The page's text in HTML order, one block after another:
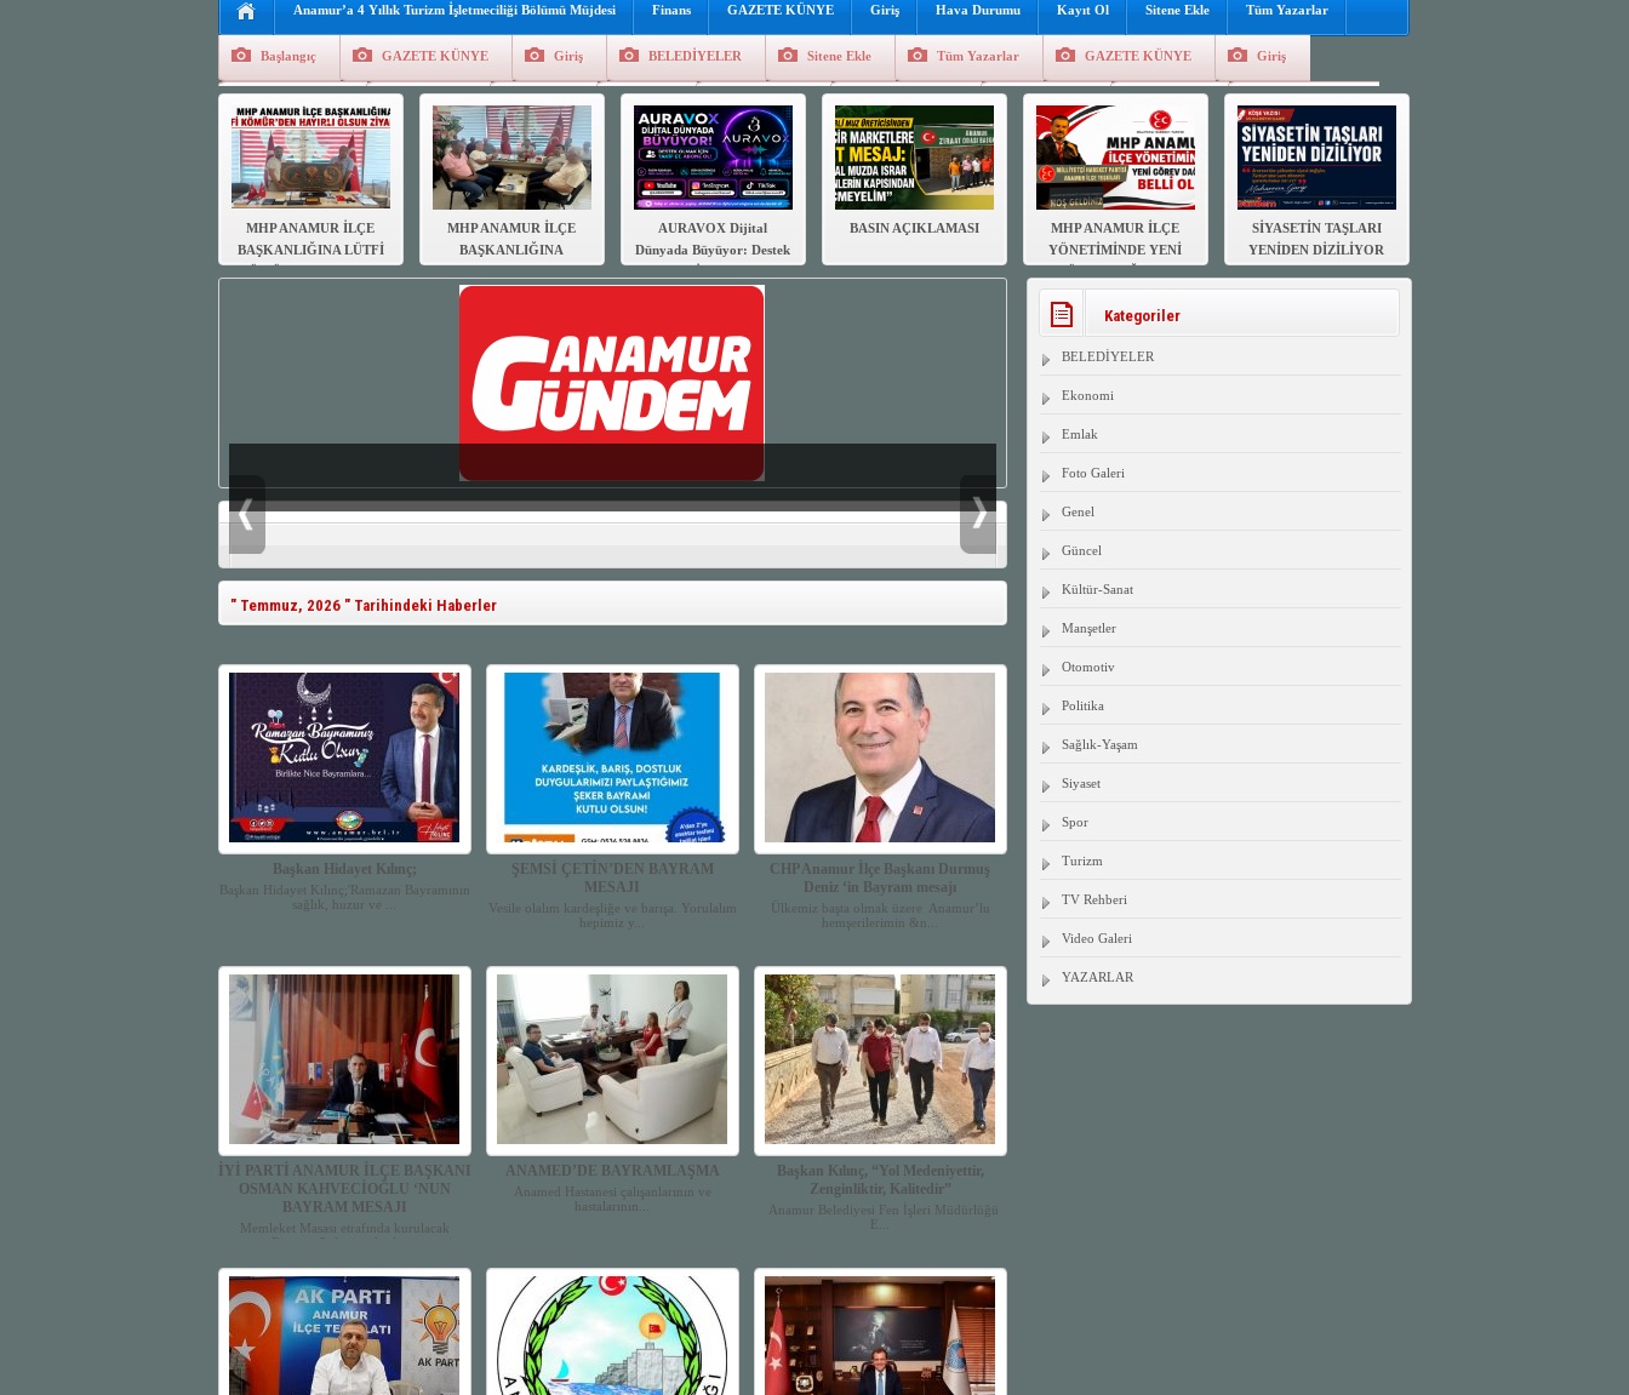
Anamur’a 4 Yıllık Turizm İşletmeciliği Bölümü Müjdesi Finans GAZETE KÜNYE Giriş Hava Durumu Kayıt Ol Sitene Ekle Tüm Yazarlar
Başlangıç GAZETE KÜNYE Giriş BELEDİYELER Sitene Ekle Tüm Yazarlar GAZETE KÜNYE Giriş
Tüm Yazarlar Manşetler Güncel Genel Foto Galeri Hava Durumu Sitene Ekle Hava Durumu
Finans Kayıt Ol
MHP ANAMUR İLÇE
BAŞKANLIĞINA LÜTFİ
MHP ANAMUR İLÇE
BAŞKANLIĞINA
DERNEĞİNDEN
ZİYARETİ
AURAVOX Dijital
Dünyada Büyüyor: Destek
BASIN AÇIKLAMASI
MHP ANAMUR İLÇE
YÖNETİMİNDE YENİ
BELLİ OLDU
SİYASETİN TAŞLARI
YENİDEN DİZİLİYOR
" Temmuz, 2026 " Tarihindeki Haberler
Başkan Hidayet Kılınç;
Başkan Hidayet Kılınç;'Ramazan Bayramının
sağlık, huzur ve ...
ŞEMSİ ÇETİN’DEN BAYRAM
MESAJI
Vesile olalım kardeşliğe ve barışa. Yorulalım
hepimiz y...
CHP Anamur İlçe Başkanı Durmuş
Deniz ‘in Bayram mesajı
Ülkemiz başta olmak üzere Anamur’lu
hemşerilerimin &n...
İYİ PARTİ ANAMUR İLÇE BAŞKANI
OSMAN KAHVECİOĞLU ‘NUN
BAYRAM MESAJI
Memleket Masası etrafında kurulacak
Bayram Sofrası tadında ...
ANAMED’DE BAYRAMLAŞMA
Anamed Hastanesi çalışanlarının ve
hastalarının...
Başkan Kılınç, “Yol Medeniyettir,
Zenginliktir, Kalitedir”
Anamur Belediyesi Fen İşleri Müdürlüğü
E...
Kategoriler
BELEDİYELER
Ekonomi
Emlak
Foto Galeri
Genel
Güncel
Kültür-Sanat
Manşetler
Otomotiv
Politika
Sağlık-Yaşam
Siyaset
Spor
Turizm
TV Rehberi
Video Galeri
YAZARLAR